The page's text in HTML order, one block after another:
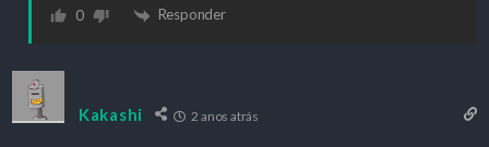
0 Responder
Kakashi 2 anos atrás